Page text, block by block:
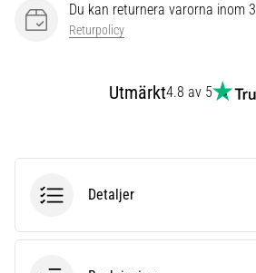
kolhydratuppladdning
förbättrar
Ta
reda
Du kan returnera varorna inom
Returpolicy
Utmärkt4.8 av 5
Detaljer